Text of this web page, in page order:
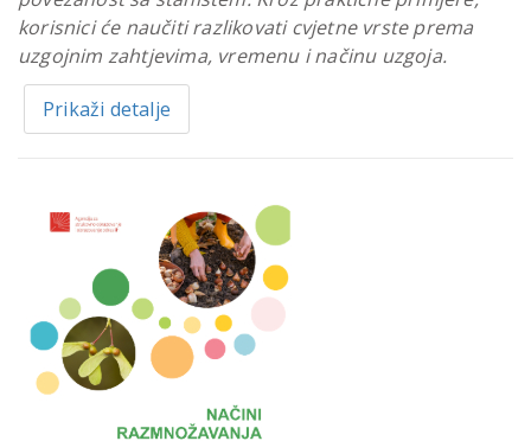
korisnici će naučiti razlikovati cvjetne vrste prema
uzgojnim zahtjevima, vremenu i načinu uzgoja.
Prikaži detalje